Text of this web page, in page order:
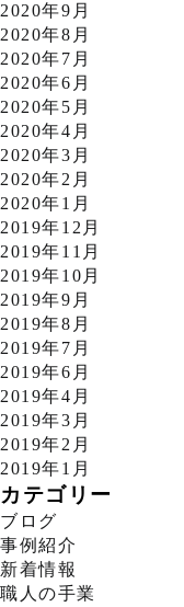
2020年9月
2020年8月
2020年7月
2020年6月
2020年5月
2020年4月
2020年3月
2020年2月
2020年1月
2019年12月
2019年11月
2019年10月
2019年9月
2019年8月
2019年7月
2019年6月
2019年4月
2019年3月
2019年2月
2019年1月
カテゴリー
ブログ
事例紹介
新着情報
職人の手業